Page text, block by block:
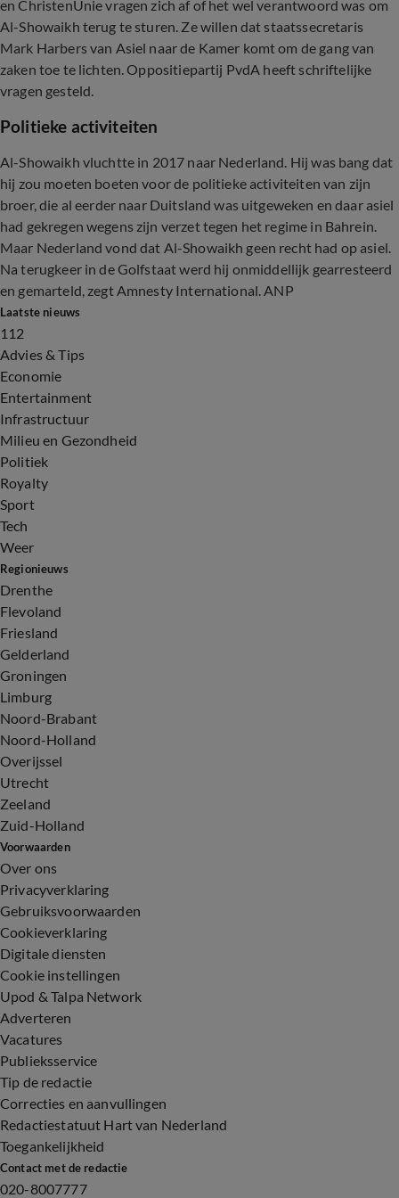
en ChristenUnie vragen zich af of het wel verantwoord was om
Al-Showaikh terug te sturen. Ze willen dat staatssecretaris
Mark Harbers van Asiel naar de Kamer komt om de gang van
zaken toe te lichten. Oppositiepartij PvdA heeft schriftelijke
vragen gesteld.
Politieke activiteiten
Al-Showaikh vluchtte in 2017 naar Nederland. Hij was bang dat
hij zou moeten boeten voor de politieke activiteiten van zijn
broer, die al eerder naar Duitsland was uitgeweken en daar asiel
had gekregen wegens zijn verzet tegen het regime in Bahrein.
Maar Nederland vond dat Al-Showaikh geen recht had op asiel.
Na terugkeer in de Golfstaat werd hij onmiddellijk gearresteerd
en gemarteld, zegt Amnesty International. ANP
Laatste nieuws
112
Advies & Tips
Economie
Entertainment
Infrastructuur
Milieu en Gezondheid
Politiek
Royalty
Sport
Tech
Weer
Regionieuws
Drenthe
Flevoland
Friesland
Gelderland
Groningen
Limburg
Noord-Brabant
Noord-Holland
Overijssel
Utrecht
Zeeland
Zuid-Holland
Voorwaarden
Over ons
Privacyverklaring
Gebruiksvoorwaarden
Cookieverklaring
Digitale diensten
Cookie instellingen
Upod & Talpa Network
Adverteren
Vacatures
Publieksservice
Tip de redactie
Correcties en aanvullingen
Redactiestatuut Hart van Nederland
Toegankelijkheid
Contact met de redactie
020-8007777